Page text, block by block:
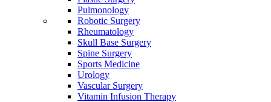
Pulmonology
Robotic Surgery
Rheumatology
Skull Base Surgery
Spine Surgery
Sports Medicine
Urology
Vascular Surgery
Vitamin Infusion Therapy